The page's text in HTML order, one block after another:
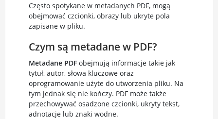
Często spotykane w metadanych PDF, mogą
obejmować czcionki, obrazy lub ukryte pola
zapisane w pliku.
Czym są metadane w PDF?
Metadane PDFobejmują informacje takie jak
tytuł, autor, słowa kluczowe oraz
oprogramowanie użyte do utworzenia pliku. Na
tym jednak się nie kończy. PDF może także
przechowywać osadzone czcionki, ukryty tekst,
adnotacje lub znaki wodne.